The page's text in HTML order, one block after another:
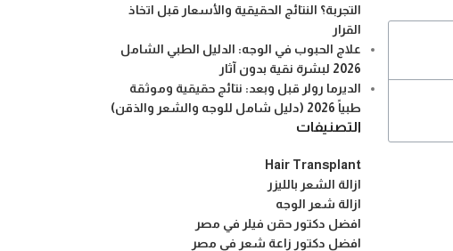
التجربة؟ النتائج الحقيقية والأسعار قبل اتخاذ
القرار
علاج الحبوب في الوجه: الدليل الطبي الشامل
2026 لبشرة نقية بدون آثار
الديرما رولر قبل وبعد: نتائج حقيقية وموثقة
طبياً 2026 (دليل شامل للوجه والشعر والذقن)
التصنيفات
Hair Transplant
ازالة الشعر بالليزر
ازالة شعر الوجه
افضل دكتور حقن فيلر في مصر
افضل دكتور زاعة شعر في مصر